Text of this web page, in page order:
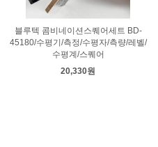
블루텍 콤비네이션스퀘어세트 BD-
45180/수평기/측정/수평자/측량/레벨/
수평계/스퀘어
20,330원